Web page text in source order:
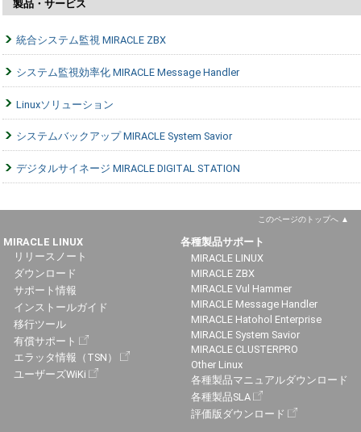
製品・サービス
統合システム監視 MIRACLE ZBX
システム監視効率化 MIRACLE Message Handler
Linuxソリューション
システムバックアップ MIRACLE System Savior
デジタルサイネージ MIRACLE DIGITAL STATION
このページのトップへ
MIRACLE LINUX
リリースノート
ダウンロード
サポート情報
インストールガイド
移行ツール
有償サポート
エラッタ情報（TSN）
ユーザーズWiKi
各種製品サポート
MIRACLE LINUX
MIRACLE ZBX
MIRACLE Vul Hammer
MIRACLE Message Handler
MIRACLE Hatohol Enterprise
MIRACLE System Savior
MIRACLE CLUSTERPRO
Other Linux
各種製品マニュアルダウンロード
各種製品SLA
評価版ダウンロード